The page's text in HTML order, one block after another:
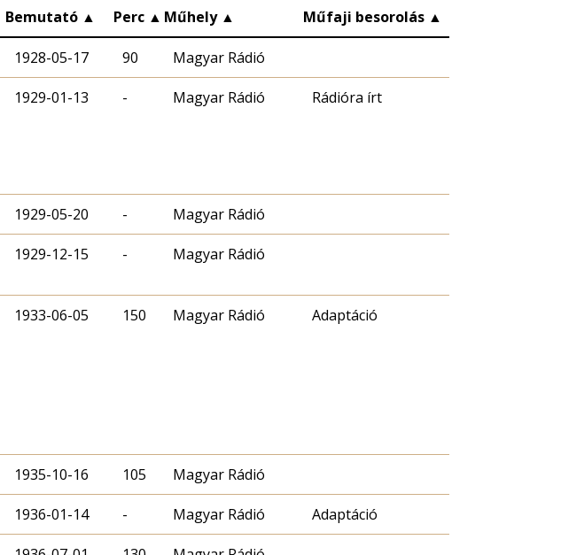
Bemutató ▲ Perc ▲ Műhely ▲ Műfaji besorolás ▲
1928-05-17 90 Magyar Rádió
1929-01-13 - Magyar Rádió Rádióra írt
1929-05-20 - Magyar Rádió
1929-12-15 - Magyar Rádió
1933-06-05 150 Magyar Rádió Adaptáció
1935-10-16 105 Magyar Rádió
1936-01-14 - Magyar Rádió Adaptáció